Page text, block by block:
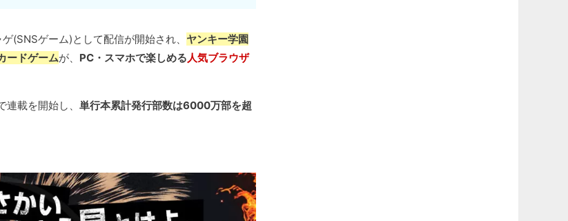
(SNSゲーム)として配信が開始され、 ヤンキー学園
ードゲームが、 PC・スマホで楽しめる人気ブラウザ
載を開始し、 単行本累計発行部数は6000万部を超